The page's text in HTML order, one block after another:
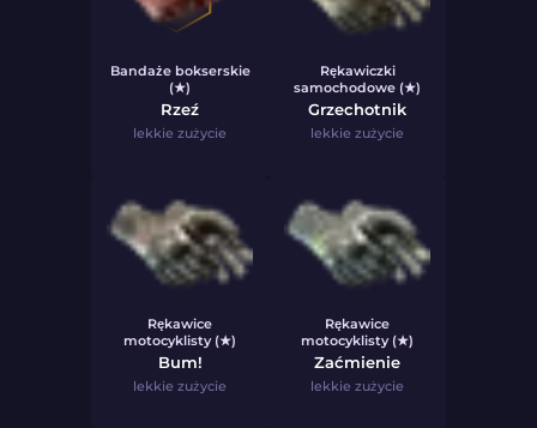
Bandaże bokserskie
(★)
Rzeź
lekkie zużycie
Rękawiczki
samochodowe (★)
Grzechotnik
lekkie zużycie
Rękawice
motocyklisty (★)
Bum!
lekkie zużycie
Rękawice
motocyklisty (★)
Zaćmienie
lekkie zużycie